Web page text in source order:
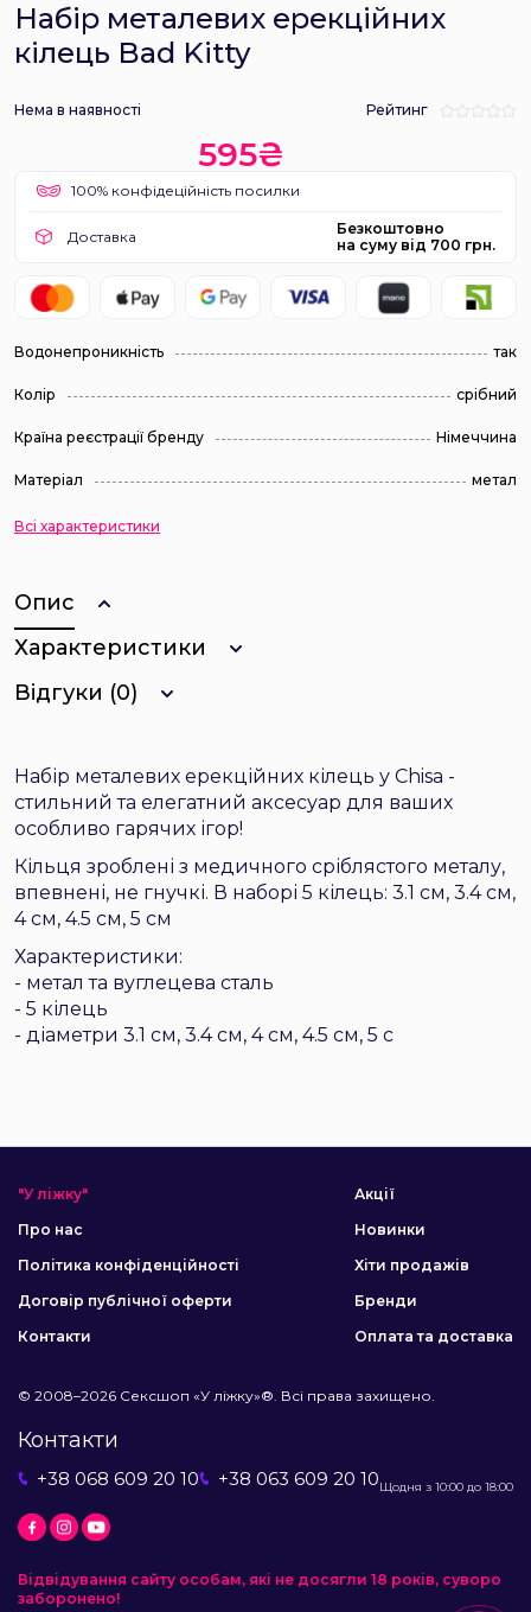
Набір металевих ерекційних
кілець Bad Kitty
Нема в наявності Рейтинг
595₴
100% конфідеційність посилки
Доставка
Безкоштовно
на суму від 700 грн.
Водонепроникність так
Колір срібний
Країна реєстрації бренду Німеччина
Матеріал метал
Всі характеристики
Опис
Характеристики
Відгуки (0)
Набір металевих ерекційних кілець у Chisa -
стильний та елегатний аксесуар для ваших
особливо гарячих ігор!
Кільця зроблені з медичного сріблястого металу,
впевнені, не гнучкі. В наборі 5 кілець: 3.1 см, 3.4 см,
4 см, 4.5 см, 5 см
Характеристики:
- метал та вуглецева сталь
- 5 кілець
- діаметри 3.1 см, 3.4 см, 4 см, 4.5 см, 5 с
"У ліжку"
Про нас
Політика конфіденційності
Договір публічної оферти
Контакти
Акції
Новинки
Хіти продажів
Бренди
Оплата та доставка
© 2008–2026 Сексшоп «У ліжку»®. Всі права захищено.
Контакти
+38 068 609 20 10 +38 063 609 20 10Щодня з 10:00 до 18:00
Відвідування сайту особам, які не досягли 18 років, суворо
заборонено!